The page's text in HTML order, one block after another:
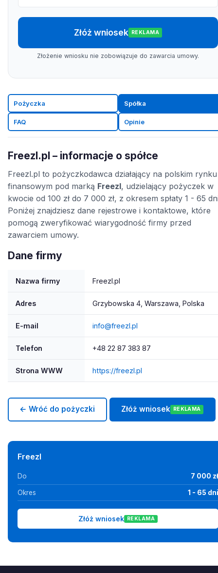
Złóż wniosek REKLAMA
Złożenie wniosku nie zobowiązuje do zawarcia umowy.
Pożyczka Spółka
FAQ Opinie
Freezl.pl – informacje o spółce
Freezl.pl to pożyczkodawca działający na polskim rynku
finansowym pod marką Freezl, udzielający pożyczek w
kwocie od 100 zł do 7 000 zł, z okresem spłaty 1 - 65
Poniżej znajdziesz dane rejestrowe i kontaktowe, które
pomogą zweryfikować wiarygodność firmy przed
zawarciem umowy.
Dane firmy
Nazwa firmy Freezl.pl
Adres Grzybowska 4, Warszawa, Polska
E-mail info@freezl.pl
Telefon +48 22 87 383 87
Strona WWW https://freezl.pl
← Wróć do pożyczki Złóż wniosek REKLAMA
Freezl
Do 7 000 zł
Okres 1 - 65 dni
Złóż wniosek REKLAMA